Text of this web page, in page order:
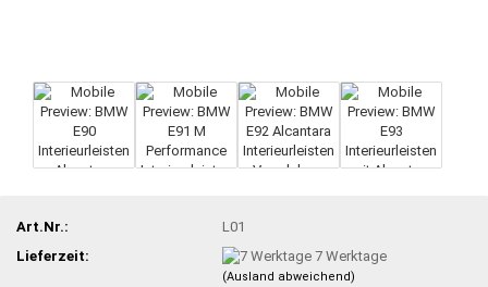
Art.Nr.:
L01
Lieferzeit:
7 Werktage
(Ausland abweichend)